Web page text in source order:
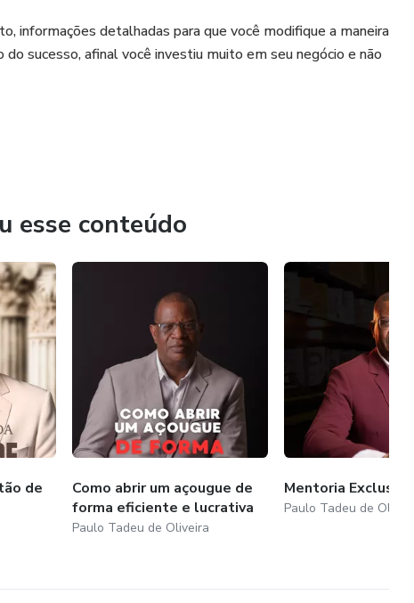
informações detalhadas para que você modifique a maneira
sucesso, afinal você investiu muito em seu negócio e não
esse conteúdo
de
Como abrir um açougue de
forma eficiente e lucrativa
Paulo Tadeu de Oliveira
Mentoria Exclusiva
Paulo Tadeu de Oliveira